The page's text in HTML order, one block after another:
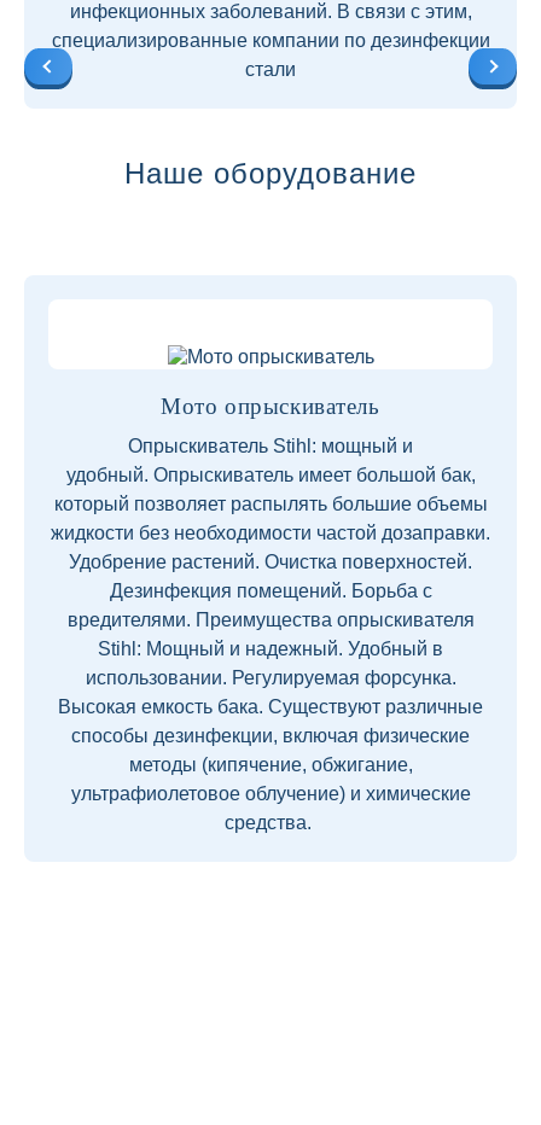
инфекционных заболеваний. В связи с этим,
специализированные компании по дезинфекции
стали
Наше оборудование
Мото опрыскиватель
Опрыскиватель Stihl: мощный и
удобный. Опрыскиватель имеет большой бак,
который позволяет распылять большие объемы
жидкости без необходимости частой дозаправки.
Удобрение растений. Очистка поверхностей.
Дезинфекция помещений. Борьба с
вредителями. Преимущества опрыскивателя
Stihl: Мощный и надежный. Удобный в
использовании. Регулируемая форсунка.
Высокая емкость бака. Существуют различные
способы дезинфекции, включая физические
методы (кипячение, обжигание,
ультрафиолетовое облучение) и химические
средства.